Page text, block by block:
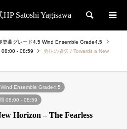
Satoshi Yagisawa 検索
楽曲グレード4.5 Wind Ensemble Grade4.5
08:00 - 08:59
勇往の嚆矢 / Towards a New
Ensemble Grade4.5
08:00 - 08:59
Horizon – The Fearless